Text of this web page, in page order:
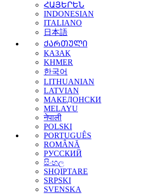
ՀԱՅԵՐԵՆ
INDONESIAN
ITALIANO
日本語
ᲥᲐᲠᲗᲣᲚᲘ
ҚАЗАҚ
KHMER
한국어
LITHUANIAN
LATVIAN
МАКЕДОНСКИ
MELAYU
नेपाली
POLSKI
PORTUGUÊS
ROMÂNĂ
РУССКИЙ
සිංහල
SHQIPTARE
SRPSKI
SVENSKA